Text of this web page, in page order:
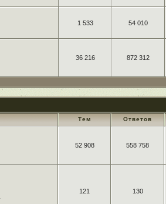
1 533 54 010
36 216 872 312
Тем Ответов
52 908 558 758
121 130